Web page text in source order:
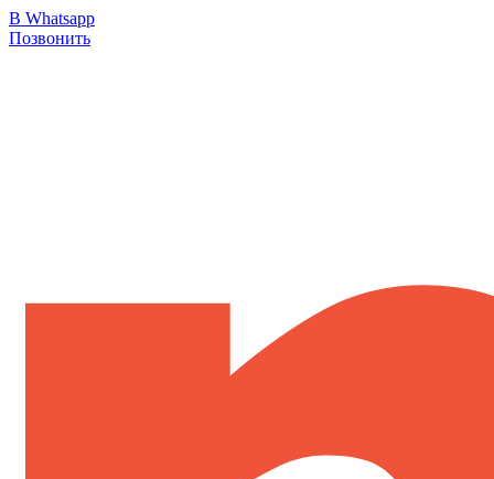
В Whatsapp
Позвонить